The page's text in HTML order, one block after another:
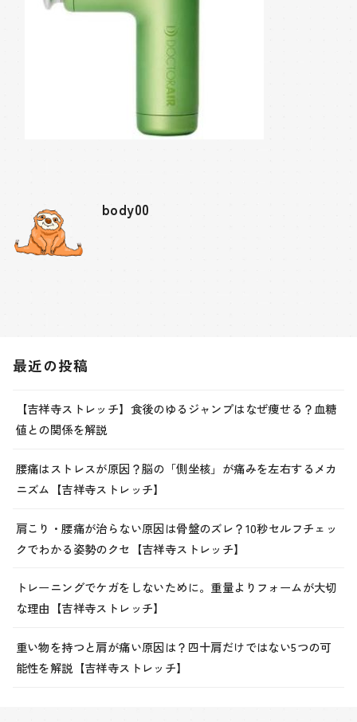
body00
最近の投稿
【吉祥寺ストレッチ】食後のゆるジャンプはなぜ痩せる？血糖
値との関係を解説
腰痛はストレスが原因？脳の「側坐核」が痛みを左右するメカ
ニズム【吉祥寺ストレッチ】
肩こり・腰痛が治らない原因は骨盤のズレ？10秒セルフチェッ
クでわかる姿勢のクセ【吉祥寺ストレッチ】
トレーニングでケガをしないために。重量よりフォームが大切
な理由【吉祥寺ストレッチ】
重い物を持つと肩が痛い原因は？四十肩だけではない5つの可
能性を解説【吉祥寺ストレッチ】